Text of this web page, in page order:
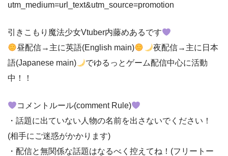
utm_medium=url_text&utm_source=promotion
引きこもり魔法少女Vtuber内藤めあるです
昼配信→主に英語(English main)
夜配信→主に日本
語(Japanese main)
でゆるっとゲーム配信中心に活動
中！！
コメントルール(comment Rule)
・話題に出ていない人物の名前を出さないでください！
(相手にご迷惑がかかります)
・配信と無関係な話題はなるべく控えてね！(フリートー